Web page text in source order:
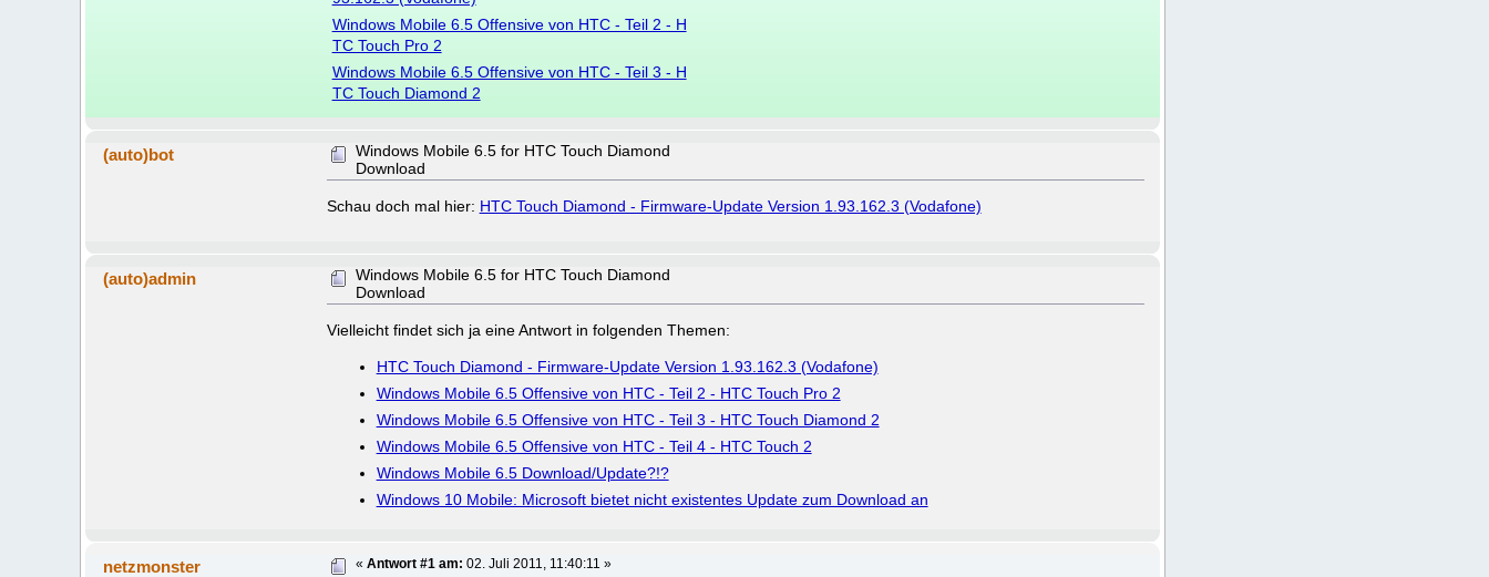
Windows Mobile 6.5 Offensive von HTC - Teil 2 - H
TC Touch Pro 2
Windows Mobile 6.5 Offensive von HTC - Teil 3 - H
TC Touch Diamond 2
(auto)bot
Windows Mobile 6.5 for HTC Touch Diamond
Download
Schau doch mal hier: HTC Touch Diamond - Firmware-Update Version 1.93.162.3 (Vodafone)
(auto)admin
Windows Mobile 6.5 for HTC Touch Diamond
Download
Vielleicht findet sich ja eine Antwort in folgenden Themen:
HTC Touch Diamond - Firmware-Update Version 1.93.162.3 (Vodafone)
Windows Mobile 6.5 Offensive von HTC - Teil 2 - HTC Touch Pro 2
Windows Mobile 6.5 Offensive von HTC - Teil 3 - HTC Touch Diamond 2
Windows Mobile 6.5 Offensive von HTC - Teil 4 - HTC Touch 2
Windows Mobile 6.5 Download/Update?!?
Windows 10 Mobile: Microsoft bietet nicht existentes Update zum Download an
netzmonster «Antwort #1 am: 02. Juli 2011, 11:40:11 »